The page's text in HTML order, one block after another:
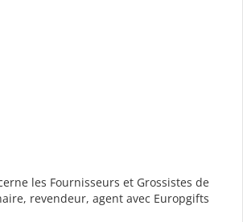
les Fournisseurs et Grossistes de
revendeur, agent avec Europgifts